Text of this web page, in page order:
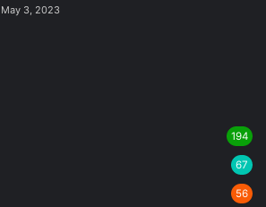
May 3, 2023
194
67
56